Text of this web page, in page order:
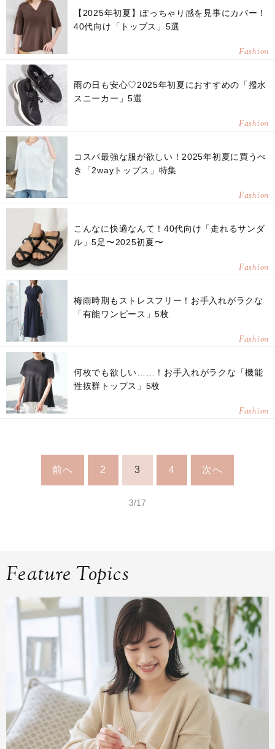
【2025年初夏】ぽっちゃり感を見事にカバー！
40代向け「トップス」5選
Fashion
雨の日も安心♡2025年初夏におすすめの「撥水
スニーカー」5選
Fashion
コスパ最強な服が欲しい！2025年初夏に買うべ
き「2wayトップス」特集
Fashion
こんなに快適なんて！40代向け「走れるサンダ
ル」5足〜2025初夏〜
Fashion
梅雨時期もストレスフリー！お手入れがラクな
「有能ワンピース」5枚
Fashion
何枚でも欲しい……！お手入れがラクな「機能
性抜群トップス」5枚
Fashion
前へ 2 3 4 次へ
3/17
Feature Topics